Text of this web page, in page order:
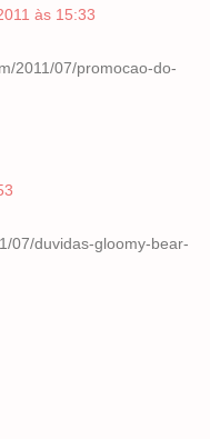
às 15:33
2011/07/promocao-do-
07/duvidas-gloomy-bear-